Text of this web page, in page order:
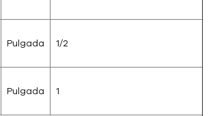
Pulgada 1/2
Pulgada 1